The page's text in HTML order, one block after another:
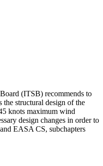
(ITSB) recommends to
the structural design of the
knots maximum wind
design changes in order to
EASA CS, subchapters